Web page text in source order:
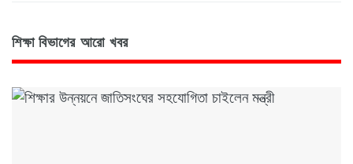
শিক্ষা বিভাগের আরো খবর